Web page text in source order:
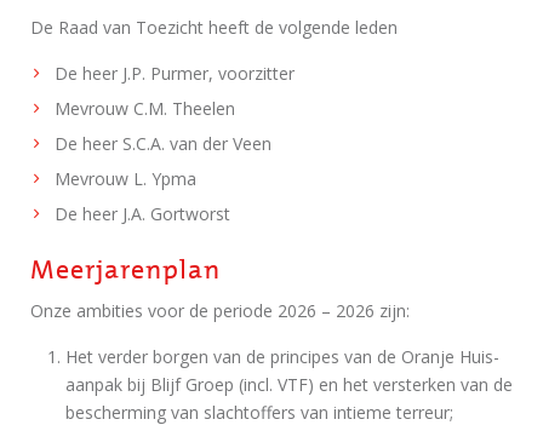
De Raad van Toezicht heeft de volgende leden
De heer J.P. Purmer, voorzitter
Mevrouw C.M. Theelen
De heer S.C.A. van der Veen
Mevrouw L. Ypma
De heer J.A. Gortworst
Meerjarenplan
Onze ambities voor de periode 2026 – 2026 zijn:
Het verder borgen van de principes van de Oranje Huis-
aanpak bij Blijf Groep (incl. VTF) en het versterken van de
bescherming van slachtoffers van intieme terreur;